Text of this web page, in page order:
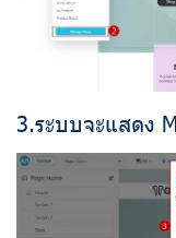
3.ระบบจะแสดง